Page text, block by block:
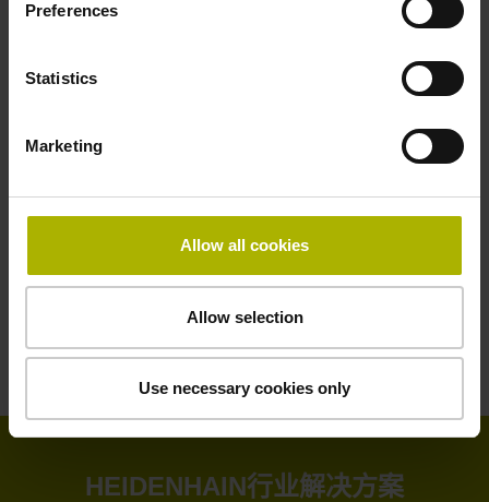
Preferences
Statistics
Marketing
Allow all cookies
Allow selection
Use necessary cookies only
HEIDENHAIN软件解决方案可显著提高车间和后台系统效
和过程可视性。我们提供丰富的CNC数控软件选装项，您
件，在后台系统上编写NC数控程序并进行仿真。也可通过
我们的软件工具检测刀具、校准机床和监测编码器。
HEIDENHAIN行业解决方案